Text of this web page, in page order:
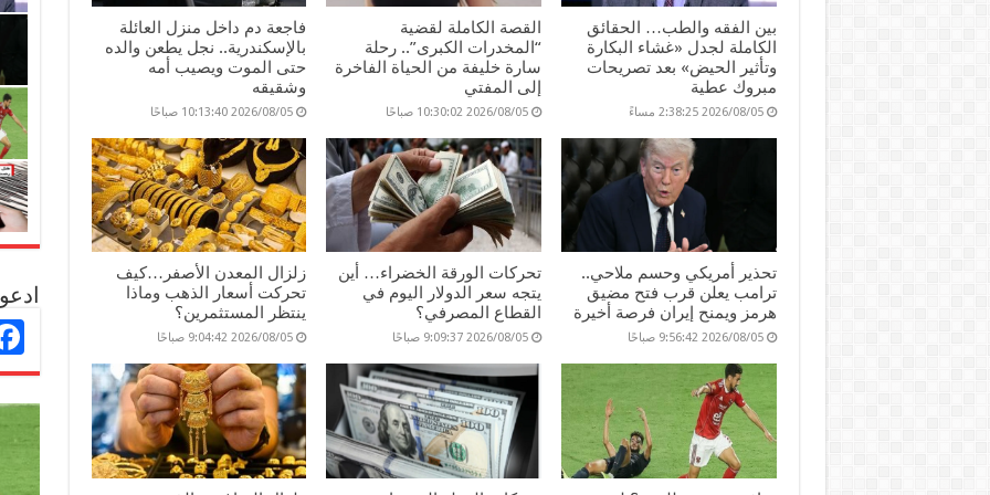
بين الفقه والطب… الحقائق
الكاملة لجدل «غشاء البكارة
وتأثير الحيض» بعد تصريحات
مبروك عطية
2026/08/05 2:38:25 مساءً
القصة الكاملة لقضية
“المخدرات الكبرى”.. رحلة
سارة خليفة من الحياة الفاخرة
إلى المفتي
2026/08/05 10:30:02 صباحًا
فاجعة دم داخل منزل العائلة
بالإسكندرية.. نجل يطعن والده
حتى الموت ويصيب أمه
وشقيقه
2026/08/05 10:13:40 صباحًا
تحذير أمريكي وحسم ملاحي..
ترامب يعلن قرب فتح مضيق
هرمز ويمنح إيران فرصة أخيرة
2026/08/05 9:56:42 صباحًا
تحركات الورقة الخضراء… أين
يتجه سعر الدولار اليوم في
القطاع المصرفي؟
2026/08/05 9:09:37 صباحًا
زلزال المعدن الأصفر…كيف
تحركت أسعار الذهب وماذا
ينتظر المستثمرين؟
2026/08/05 9:04:42 صباحًا